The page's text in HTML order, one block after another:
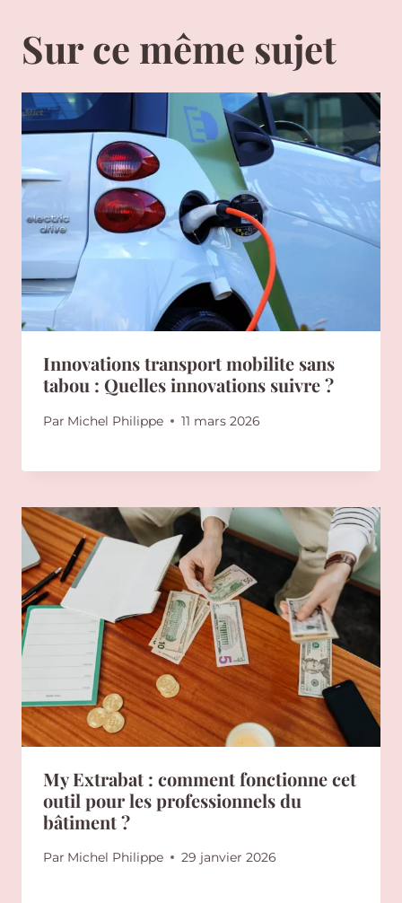
Sur ce même sujet
Innovations transport mobilite sans
tabou : Quelles innovations suivre ?
Par Michel Philippe 11 mars 2026
My Extrabat : comment fonctionne cet
outil pour les professionnels du
bâtiment ?
Par Michel Philippe 29 janvier 2026